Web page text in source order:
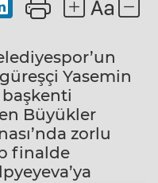
Yasemin
başkenti
Büyükler
zorlu
finalde